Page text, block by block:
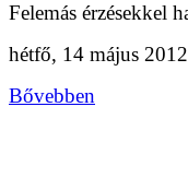
Felemás érzésekkel
hétfő, 14 május 2012
Bővebben